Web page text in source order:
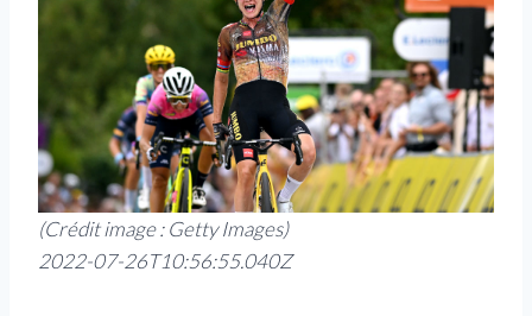
(Crédit image : Getty Images)
2022-07-26T10:56:55.040Z